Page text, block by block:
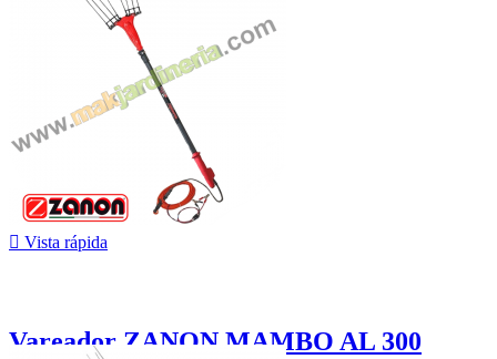
 Vista rápida
Vareador ZANON MAMBO AL 300